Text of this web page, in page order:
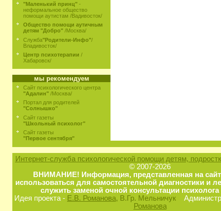
"Маленький принц" -
неформальное общество
помощи аутистам /Вадивосток/
Общество помощи аутичным
детям "Добро" /Москва/
Служба"Родители-Инфо"/
Владивосток/
Центр психотерапии /
Хабаровск/
мы рекомендуем
Сайт психологического центра
"Адалин" /Москва/
Портал для родителей
"Солнышко"
Сайт газеты
"Школьный психолог"
Сайт газеты
"Первое сентября"
Интернет-служба психологической помощи детям,
© 2007-2026
ВНИМАНИЕ! Информация, представленная на
использоваться для самостоятельной диагностики и
служить заменой очной консультации
Идея проекта - Е.В. Романова, В.Гр. Мельничук
Романова